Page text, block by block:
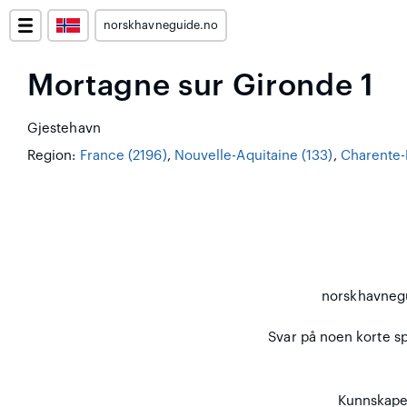
norskhavneguide.no
Mortagne sur Gironde 1
Gjestehavn
Region: France (2196), Nouvelle-Aquitaine (133) ,
Svar på noen korte